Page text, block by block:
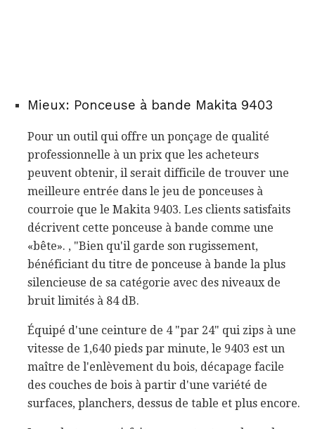
Mieux: Ponceuse à bande Makita 9403
Pour un outil qui offre un ponçage de qualité
professionnelle à un prix que les acheteurs
peuvent obtenir, il serait difficile de trouver une
meilleure entrée dans le jeu de ponceuses à
courroie que le Makita 9403. Les clients satisfaits
décrivent cette ponceuse à bande comme une
«bête». , "Bien qu'il garde son rugissement,
bénéficiant du titre de ponceuse à bande la plus
silencieuse de sa catégorie avec des niveaux de
bruit limités à 84 dB.
Équipé d'une ceinture de 4 "par 24" qui zips à une
vitesse de 1,640 pieds par minute, le 9403 est un
maître de l'enlèvement du bois, décapage facile
des couches de bois à partir d'une variété de
surfaces, planchers, dessus de table et plus encore.